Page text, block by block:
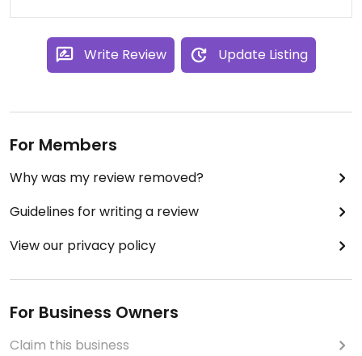
Write Review Update Listing
For Members
Why was my review removed?
Guidelines for writing a review
View our privacy policy
For Business Owners
Claim this business